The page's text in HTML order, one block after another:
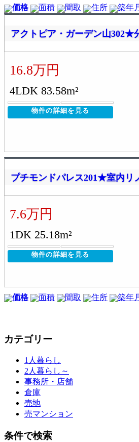
価格 面積 間取 住所 築年
アクトピア・ガーデン山302★
16.8万円
4LDK 83.58m²
物件の詳細を見る
プチモンドパレス201★室内リ
7.6万円
1DK 25.18m²
物件の詳細を見る
価格 面積 間取 住所 築年
カテゴリー
1人暮らし
2人暮らし～
事務所・店舗
倉庫
売地
売マンション
条件で検索